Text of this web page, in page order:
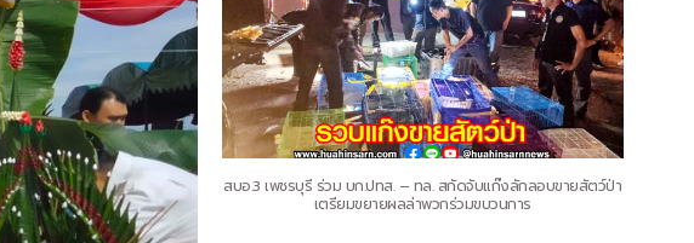
สบอ.3 เพชรบุรี ร่วม บก.ปทส. – ทล. สกัดจับแก๊งลักลอบขายสัตว์ป่า
เตรียมขยายผลล่าพวกร่วมขบวนการ